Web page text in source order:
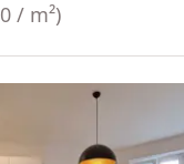
/ m²)